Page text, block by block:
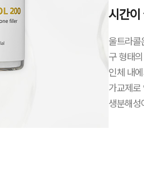
시간이
울트라
구 형태
인체 내
가교제로
생분해성